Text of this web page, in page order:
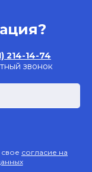
214-14-74
звонок
согласие на